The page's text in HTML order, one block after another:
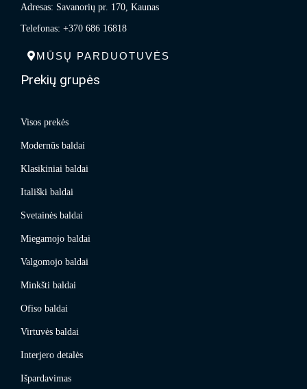
Adresas: Savanorių pr. 170, Kaunas
Telefonas: +370 686 16818
MŪSŲ PARDUOTUVĖS
Prekių grupės
Visos prekės
Modernūs baldai
Klasikiniai baldai
Itališki baldai
Svetainės baldai
Miegamojo baldai
Valgomojo baldai
Minkšti baldai
Ofiso baldai
Virtuvės baldai
Interjero detalės
Išpardavimas